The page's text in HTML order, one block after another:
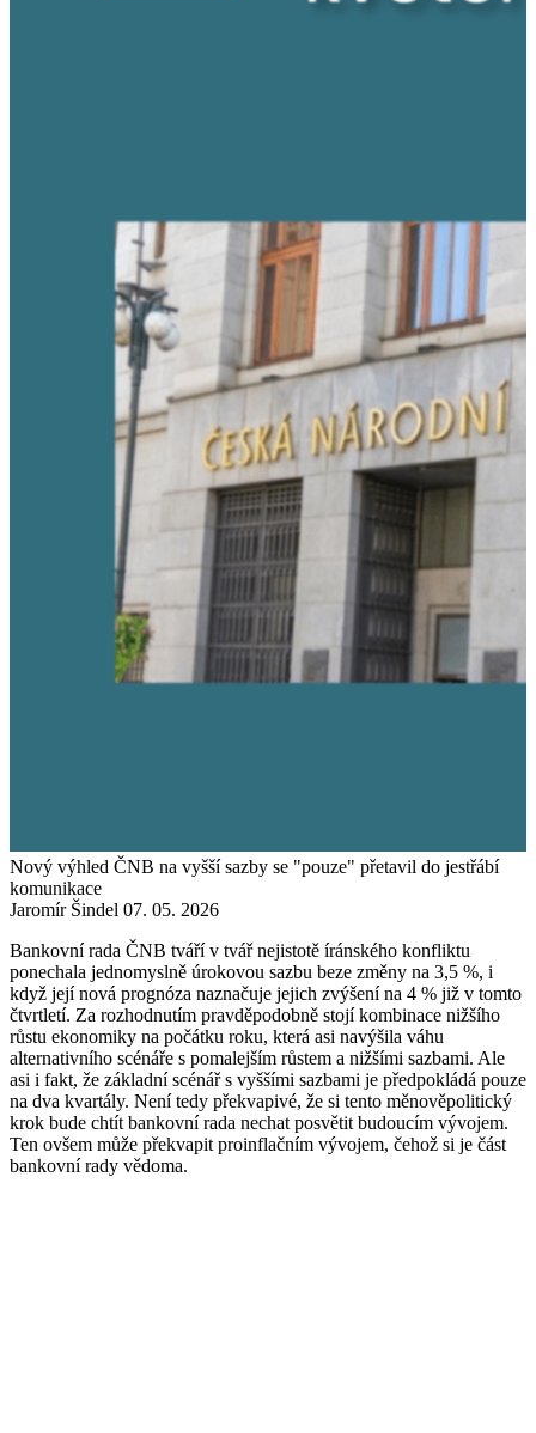
Nový výhled ČNB na vyšší sazby se "pouze" přetavil do jestřábí
komunikace
Jaromír Šindel 07. 05. 2026
Bankovní rada ČNB tváří v tvář nejistotě íránského konfliktu
ponechala jednomyslně úrokovou sazbu beze změny na 3,5 %, i
když její nová prognóza naznačuje jejich zvýšení na 4 % již v tomto
čtvrtletí. Za rozhodnutím pravděpodobně stojí kombinace nižšího
růstu ekonomiky na počátku roku, která asi navýšila váhu
alternativního scénáře s pomalejším růstem a nižšími sazbami. Ale
asi i fakt, že základní scénář s vyššími sazbami je předpokládá pouze
na dva kvartály. Není tedy překvapivé, že si tento měnověpolitický
krok bude chtít bankovní rada nechat posvětit budoucím vývojem.
Ten ovšem může překvapit proinflačním vývojem, čehož si je část
bankovní rady vědoma.